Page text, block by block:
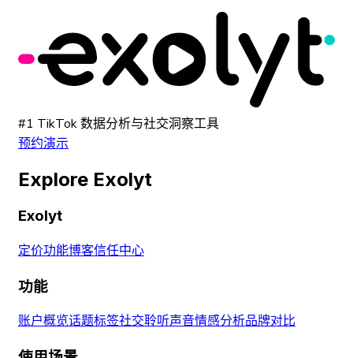
#1 TikTok 数据分析与社交洞察工具
预约演示
Explore Exolyt
Exolyt
定价功能博客信任中心
功能
账户概览话题标签社交聆听声音情感分析品牌对比